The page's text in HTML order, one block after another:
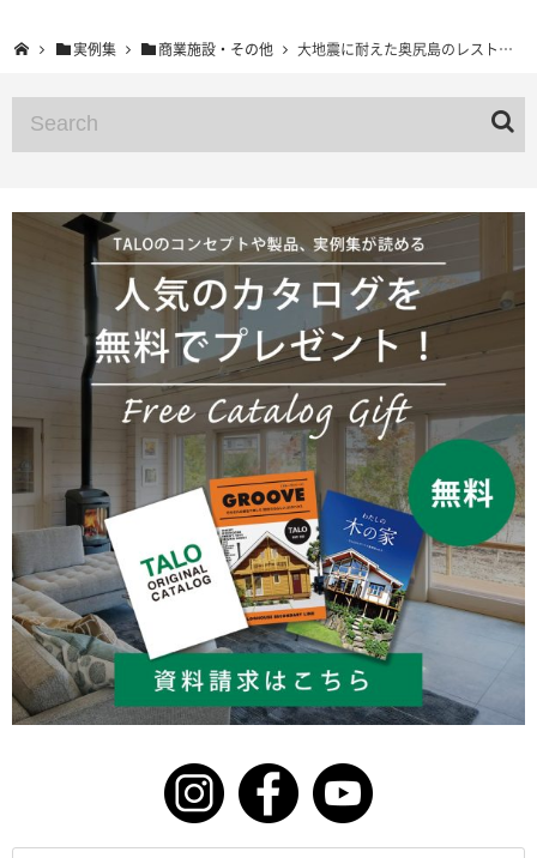
実例集 商業施設・その他 大地震に耐えた奥尻島のレストラン